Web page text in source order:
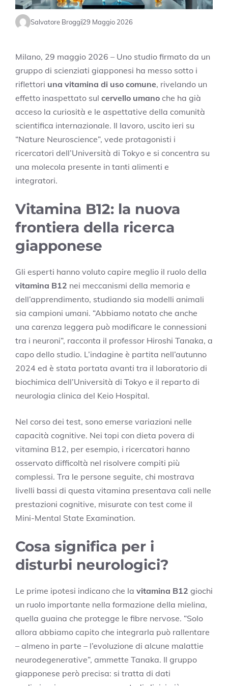
Salvatore Broggi29 Maggio 2026
Milano, 29 maggio 2026 – Uno studio firmato da un
gruppo di scienziati giapponesi ha messo sotto i
riflettori una vitamina di uso comune, rivelando un
effetto inaspettato sul cervello umano che ha già
acceso la curiosità e le aspettative della comunità
scientifica internazionale. Il lavoro, uscito ieri su
“Nature Neuroscience”, vede protagonisti i
ricercatori dell’Università di Tokyo e si concentra su
una molecola presente in tanti alimenti e
integratori.
Vitamina B12: la nuova
frontiera della ricerca
giapponese
Gli esperti hanno voluto capire meglio il ruolo della
vitamina B12 nei meccanismi della memoria e
dell’apprendimento, studiando sia modelli animali
sia campioni umani. “Abbiamo notato che anche
una carenza leggera può modificare le connessioni
tra i neuroni”, racconta il professor Hiroshi Tanaka, a
capo dello studio. L’indagine è partita nell’autunno
2024 ed è stata portata avanti tra il laboratorio di
biochimica dell’Università di Tokyo e il reparto di
neurologia clinica del Keio Hospital.
Nel corso dei test, sono emerse variazioni nelle
capacità cognitive. Nei topi con dieta povera di
vitamina B12, per esempio, i ricercatori hanno
osservato difficoltà nel risolvere compiti più
complessi. Tra le persone seguite, chi mostrava
livelli bassi di questa vitamina presentava cali nelle
prestazioni cognitive, misurate con test come il
Mini-Mental State Examination.
Cosa significa per i
disturbi neurologici?
Le prime ipotesi indicano che la vitamina B12 giochi
un ruolo importante nella formazione della mielina,
quella guaina che protegge le fibre nervose. “Solo
allora abbiamo capito che integrarla può rallentare
– almeno in parte – l’evoluzione di alcune malattie
neurodegenerative”, ammette Tanaka. Il gruppo
giapponese però precisa: si tratta di dati